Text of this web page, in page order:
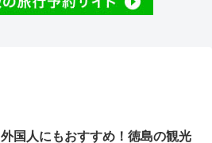
外国人にもおすすめ！徳島の観光